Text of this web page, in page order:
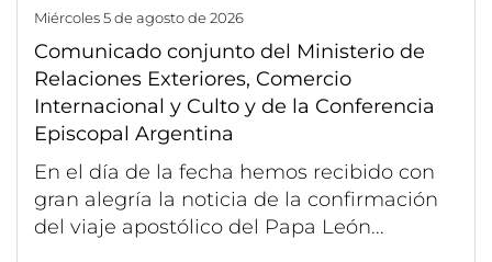
miércoles 5 de agosto de 2026
Comunicado conjunto del Ministerio de
Relaciones Exteriores, Comercio
Internacional y Culto y de la Conferencia
Episcopal Argentina
En el día de la fecha hemos recibido con
gran alegría la noticia de la confirmación
del viaje apostólico del Papa León...